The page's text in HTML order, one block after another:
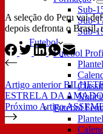
Sub-
Sub-
Sub-
Futebol
Futebol
Plantel
Futebol
Plantel
A seleção do Peru vai
depois defronta o Brasil,
Artigo anterior
ESTRELA DA
Próximo Artigo